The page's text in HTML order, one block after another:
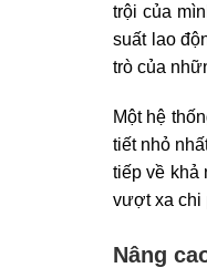
trội của
suất lao
trò của
Một hệ
tiết nhỏ
tiếp về khả
vượt xa chi
Nâng